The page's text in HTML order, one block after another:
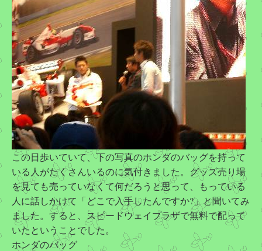
この日歩いていて、下の写真のホンダのバッグを持って
いる人がたくさんいるのに気付きました。グッズ売り場
を見ても売っていなくて何だろうと思って、もっている
人に話しかけて「どこで入手したんですか?」と聞いてみ
ました。すると、スピードウェイプラザで無料で配って
いたということでした。
ホンダのバッグ